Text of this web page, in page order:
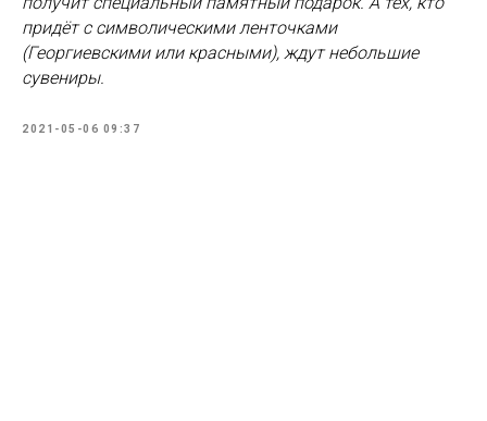
придёт с символическими ленточками
(Георгиевскими или красными), ждут небольшие
сувениры.
2021-05-06 09:37